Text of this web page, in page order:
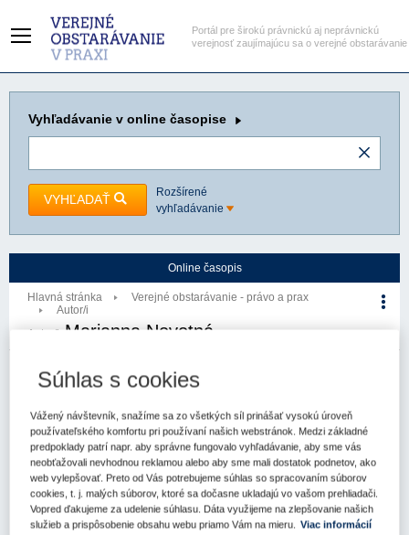
Portál pre širokú právnickú aj neprávnickú
verejnosť zaujímajúcu sa o verejné obstarávanie
Vyhľadávanie v online časopise
VYHĽADAŤ
Rozšírené
vyhľadávanie
Online časopis
Hlavná stránka
Verejné obstarávanie - právo a prax
Autor/i
Autor/i Marianna Novotná
Počet článkov autora: 1
Súhlas s cookies
Vážený návštevník, snažíme sa zo všetkých síl prinášať vysokú úroveň
používateľského komfortu pri používaní našich webstránok. Medzi základné
predpoklady patrí napr. aby správne fungovalo vyhľadávanie, aby sme vás
neobťažovali nevhodnou reklamou alebo aby sme mali dostatok podnetov, ako
web vylepšovať. Preto od Vás potrebujeme súhlas so spracovaním súborov
cookies, t. j. malých súborov, ktoré sa dočasne ukladajú vo vašom prehliadači.
Vopred ďakujeme za udelenie súhlasu. Dáta využijeme na zlepšovanie našich
služieb a prispôsobenie obsahu webu priamo Vám na mieru.
Viac informácií